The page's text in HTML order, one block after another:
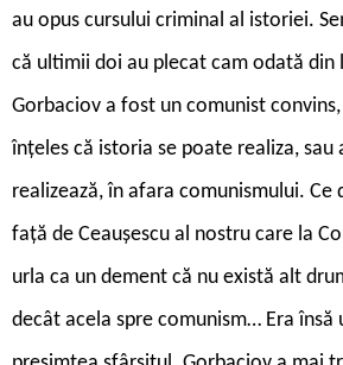
au opus cursului criminal al istoriei.
că ultimii doi au plecat cam odată din
Gorbaciov a fost un comunist
înțeles că istoria se poate realiza, sau
realizează, în afara comunismului.
față de Ceaușescu al nostru care la
urla ca un dement că nu există alt
decât acela spre comunism… Era